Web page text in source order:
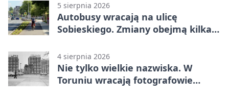
5 sierpnia 2026
Autobusy wracają na ulicę
Sobieskiego. Zmiany obejmą kilka
4 sierpnia 2026
Nie tylko wielkie nazwiska. W
Toruniu wracają fotografowie